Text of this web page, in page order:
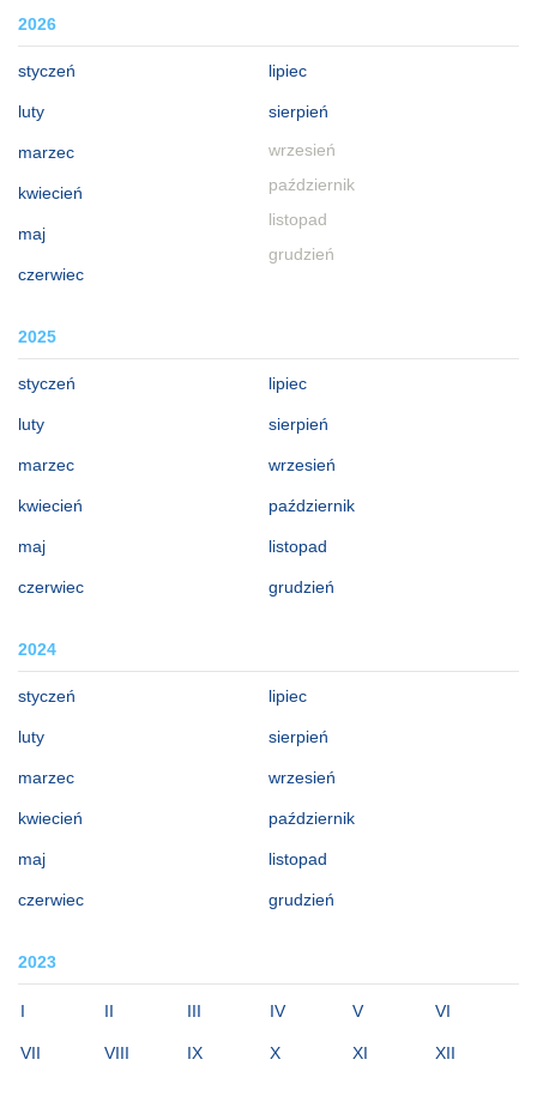
2026
styczeń
luty
marzec
kwiecień
maj
czerwiec
lipiec
sierpień
wrzesień
październik
listopad
grudzień
2025
styczeń
luty
marzec
kwiecień
maj
czerwiec
lipiec
sierpień
wrzesień
październik
listopad
grudzień
2024
styczeń
luty
marzec
kwiecień
maj
czerwiec
lipiec
sierpień
wrzesień
październik
listopad
grudzień
2023
I II III IV V VI
VII VIII IX X XI XII